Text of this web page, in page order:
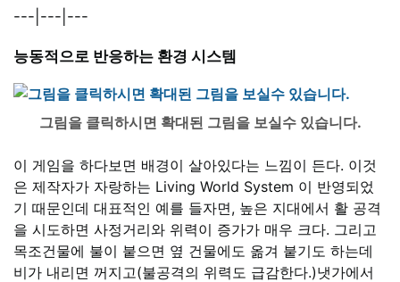
---|---|---
능동적으로 반응하는 환경 시스템
그림을 클릭하시면 확대된 그림을 보실수 있습니다.
이 게임을 하다보면 배경이 살아있다는 느낌이 든다. 이것
은 제작자가 자랑하는 Living World System 이 반영되었
기 때문인데 대표적인 예를 들자면, 높은 지대에서 활 공격
을 시도하면 사정거리와 위력이 증가가 매우 크다. 그리고
목조건물에 불이 붙으면 옆 건물에도 옮겨 붙기도 하는데
비가 내리면 꺼지고(불공격의 위력도 급감한다.)냇가에서